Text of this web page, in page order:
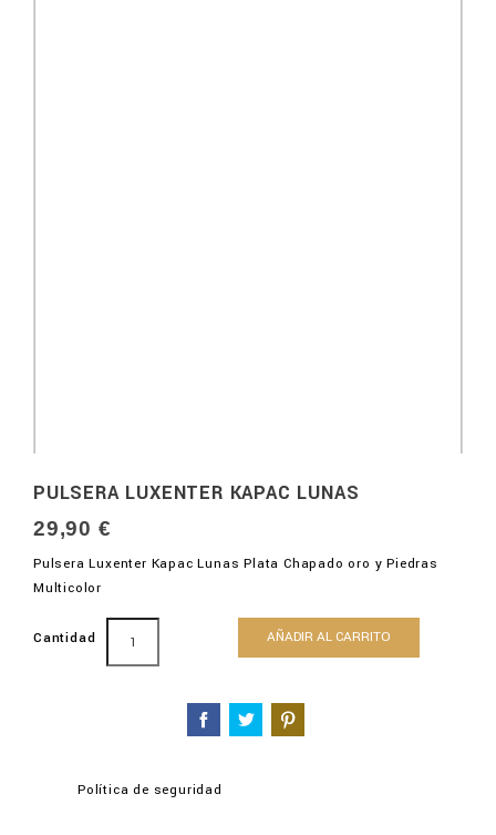
PULSERA LUXENTER KAPAC LUNAS
29,90 €
Pulsera Luxenter Kapac Lunas Plata Chapado oro y Piedras
Multicolor
Cantidad AÑADIR AL CARRITO
Política de seguridad